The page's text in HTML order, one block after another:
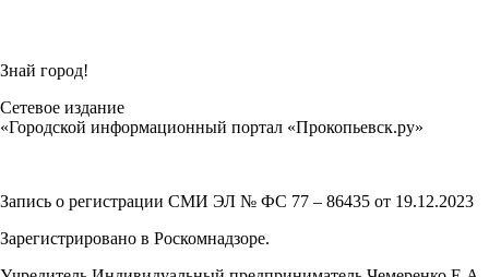
Знай город!
Сетевое издание
«Городской информационный портал «Прокопьевск.ру»
Запись о регистрации СМИ ЭЛ № ФС 77 – 86435 от 19.12.2023
Зарегистрировано в Роскомнадзоре.